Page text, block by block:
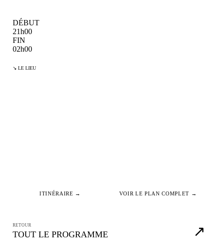
DÉBUT
21h00
FIN
02h00
↘ LE LIEU
ITINÉRAIRE → VOIR LE PLAN COMPLET →
RETOUR
TOUT LE PROGRAMME ↗